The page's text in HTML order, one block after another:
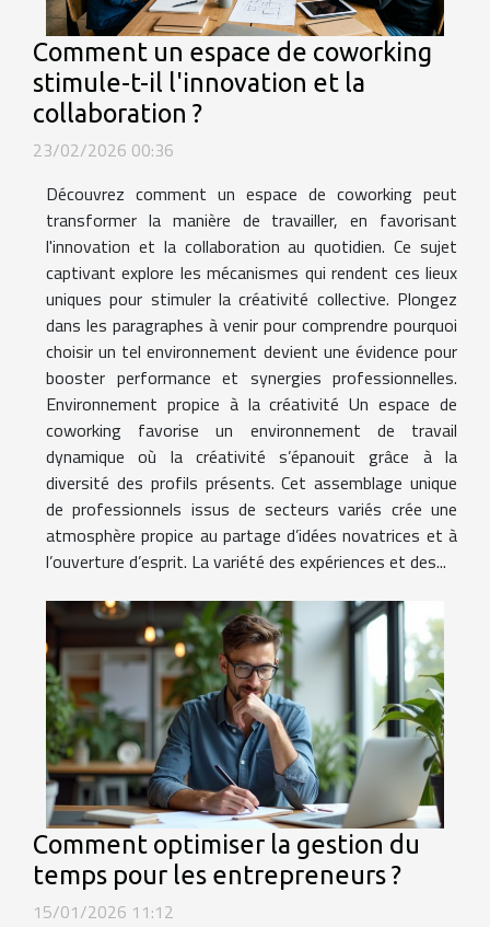
Comment un espace de coworking
stimule-t-il l'innovation et la
collaboration ?
23/02/2026 00:36
Découvrez comment un espace de coworking peut
transformer la manière de travailler, en favorisant
l'innovation et la collaboration au quotidien. Ce sujet
captivant explore les mécanismes qui rendent ces lieux
uniques pour stimuler la créativité collective. Plongez
dans les paragraphes à venir pour comprendre pourquoi
choisir un tel environnement devient une évidence pour
booster performance et synergies professionnelles.
Environnement propice à la créativité Un espace de
coworking favorise un environnement de travail
dynamique où la créativité s’épanouit grâce à la
diversité des profils présents. Cet assemblage unique
de professionnels issus de secteurs variés crée une
atmosphère propice au partage d’idées novatrices et à
l’ouverture d’esprit. La variété des expériences et des...
Comment optimiser la gestion du
temps pour les entrepreneurs ?
15/01/2026 11:12